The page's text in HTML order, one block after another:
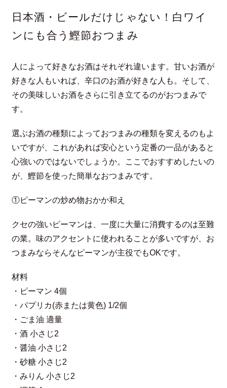
日本酒・ビールだけじゃない！白ワイ
ンにも合う鰹節おつまみ
人によって好きなお酒はそれぞれ違います。甘いお酒が
好きな人もいれば、辛口のお酒が好きな人も。そして、
その美味しいお酒をさらに引き立てるのがおつまみで
す。
選ぶお酒の種類によっておつまみの種類を変えるのもよ
いですが、これがあれば安心という定番の一品があると
心強いのではないでしょうか。ここでおすすめしたいの
が、鰹節を使った簡単なおつまみです。
①ピーマンの炒め物おかか和え
クセの強いピーマンは、一度に大量に消費するのは至難
の業。味のアクセントに使われることが多いですが、お
つまみならそんなピーマンが主役でもOKです。
材料
・ピーマン 4個
・パプリカ(赤または黄色) 1/2個
・ごま油 適量
・酒 小さじ2
・醤油 小さじ2
・砂糖 小さじ2
・みりん 小さじ2